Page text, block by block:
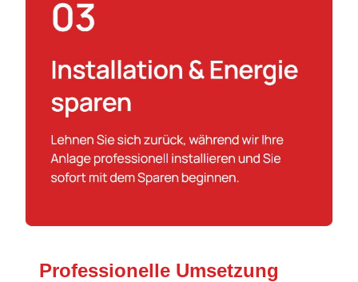
Professionelle Umsetzung